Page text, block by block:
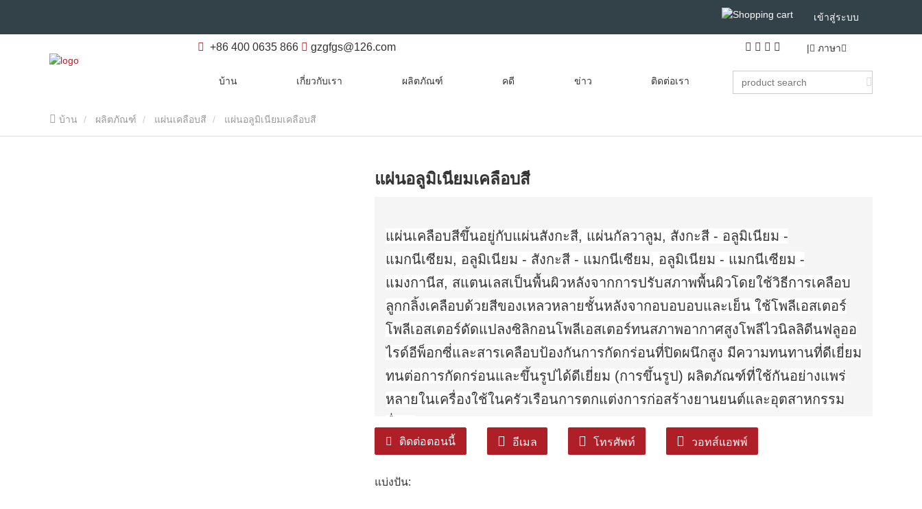
เข้าสู่ระบบ
+86 400 0635 866 gzgfgs@126.com | ภาษา
บ้าน เกี่ยวกับเรา ผลิตภัณฑ์ คดี ข่าว ติดต่อเรา
บ้าน ผลิตภัณฑ์ แผ่นเคลือบสี แผ่นอลูมิเนียมเคลือบสี
แผ่นอลูมิเนียมเคลือบสี
แผ่นเคลือบสีขึ้นอยู่กับแผ่นสังกะสี, แผ่นกัลวาลูม, สังกะสี - อลูมิเนียม -
แมกนีเซียม, อลูมิเนียม - สังกะสี - แมกนีเซียม, อลูมิเนียม - แมกนีเซียม -
แมงกานีส, สแตนเลสเป็นพื้นผิวหลังจากการปรับสภาพพื้นผิวโดยใช้วิธีการเคลือบ
ลูกกลิ้งเคลือบด้วยสีของเหลวหลายชั้นหลังจากอบอบอบและเย็น ใช้โพลีเอสเตอร์
โพลีเอสเตอร์ดัดแปลงซิลิกอนโพลีเอสเตอร์ทนสภาพอากาศสูงโพลีไวนิลลิดีนฟลูออ
ไรด์อีพ็อกซี่และสารเคลือบป้องกันการกัดกร่อนที่ปิดผนึกสูง มีความทนทานที่ดีเยี่ยม
ทนต่อการกัดกร่อนและขึ้นรูปได้ดีเยี่ยม (การขึ้นรูป) ผลิตภัณฑ์ที่ใช้กันอย่างแพร่
หลายในเครื่องใช้ในครัวเรือนการตกแต่งการก่อสร้างยานยนต์และอุตสาหกรรม
ติดต่อตอนนี้ อีเมล โทรศัพท์ วอทส์แอพพ์
แบ่งปัน: